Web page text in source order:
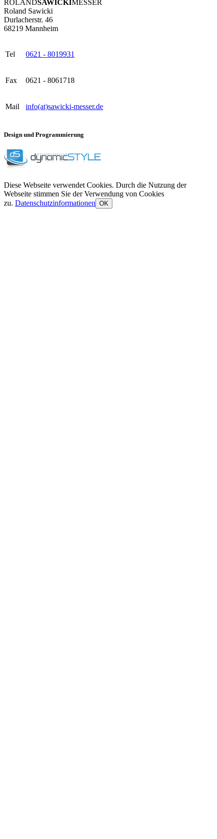
ROLANDSAWICKIMESSER
Roland Sawicki
Durlacherstr. 46
68219 Mannheim
Tel 0621 - 8019931
Fax 0621 - 8061718
Mail info(at)sawicki-messer.de
Design und Programmierung
Diese Webseite verwendet Cookies. Durch die Nutzung der
Webseite stimmen Sie der Verwendung von Cookies
zu. Datenschutzinformationen OK